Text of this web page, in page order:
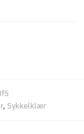
, Sykkelklær